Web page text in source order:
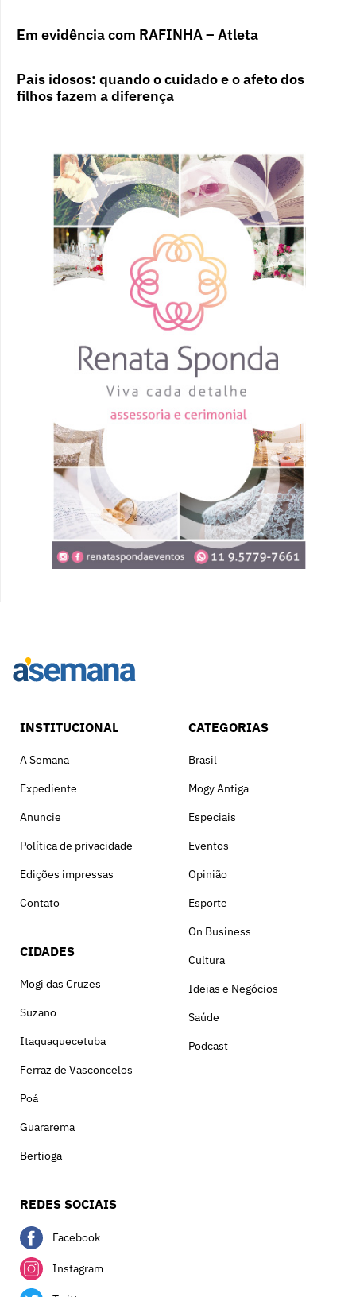
Em evidência com RAFINHA – Atleta
Pais idosos: quando o cuidado e o afeto dos
filhos fazem a diferença
INSTITUCIONAL
A Semana
Expediente
Anuncie
Política de privacidade
Edições impressas
Contato
CIDADES
Mogi das Cruzes
Suzano
Itaquaquecetuba
Ferraz de Vasconcelos
Poá
Guararema
Bertioga
CATEGORIAS
Brasil
Mogy Antiga
Especiais
Eventos
Opinião
Esporte
On Business
Cultura
Ideias e Negócios
Saúde
Podcast
REDES SOCIAIS
Facebook
Instagram